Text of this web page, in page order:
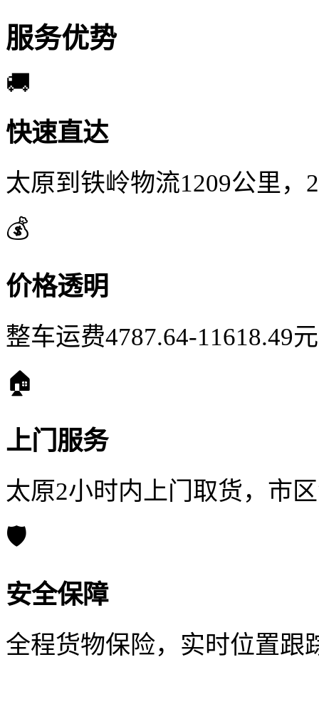
服务优势
🚚
快速直达
太原到铁岭物流1209公里
💰
价格透明
整车运费4787.64-11618.49
🏠
上门服务
太原2小时内上门取货，市
🛡️
安全保障
全程货物保险，实时位置跟